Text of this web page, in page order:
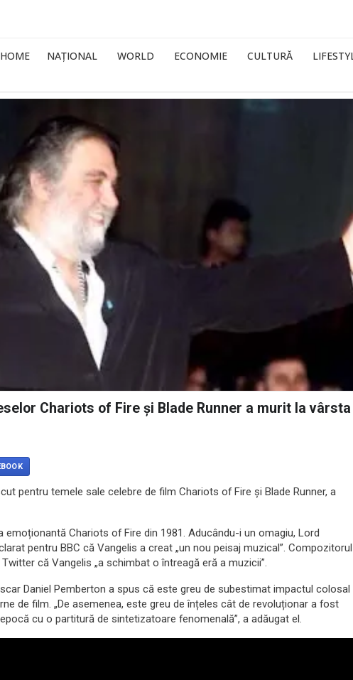
HOME NAȚIONAL WORLD ECONOMIE CULTURĂ
Chariots of Fire și Blade Runner a murit la vârsta
pentru temele sale celebre de film Chariots of Fire și Blade Runner, a
Chariots of Fire din 1981. Aducându-i un omagiu, Lord
pentru BBC că Vangelis a creat „un nou peisaj muzical”. Compozitorul
că Vangelis „a schimbat o întreagă eră a muzicii”.
Daniel Pemberton a spus că este greu de subestimat impactul colosal
de film. „De asemenea, este greu de înțeles cât de revoluționar a fost
cu o partitură de sintetizatoare fenomenală”, a adăugat el.